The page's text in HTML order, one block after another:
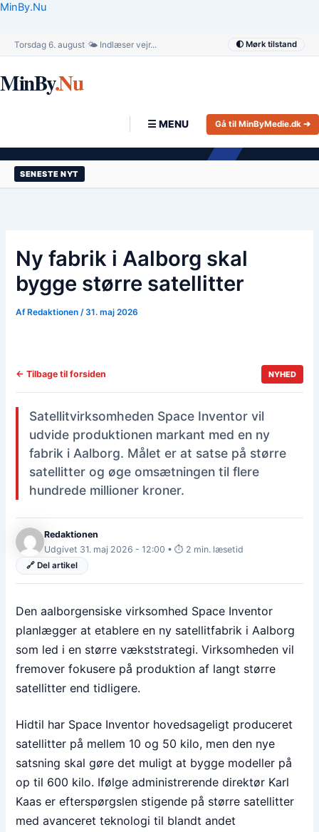
Gå
MinBy.Nu
Torsdag 6. august 🌤️ Indlæser vejr... 🌓 Mørk tilstand
MinBy.Nu
☰ MENU Gå til MinByMedie.dk ➔
SENESTE NYT
Ny fabrik i Aalborg skal
bygge større satellitter
AfRedaktionen /31. maj 2026
← Tilbage til forsiden NYHED
Satellitvirksomheden Space Inventor vil
udvide produktionen markant med en ny
fabrik i Aalborg. Målet er at satse på større
satellitter og øge omsætningen til flere
hundrede millioner kroner.
Redaktionen
Udgivet 31. maj 2026 - 12:00 • ⏱️ 2 min. læsetid
🔗 Del artikel
Den aalborgensiske virksomhed Space Inventor
planlægger at etablere en ny satellitfabrik i Aalborg
som led i en større vækststrategi. Virksomheden vil
fremover fokusere på produktion af langt større
satellitter end tidligere.
Hidtil har Space Inventor hovedsageligt produceret
satellitter på mellem 10 og 50 kilo, men den nye
satsning skal gøre det muligt at bygge modeller på
op til 600 kilo. Ifølge administrerende direktør Karl
Kaas er efterspørgslen stigende på større satellitter
med avanceret teknologi til blandt andet